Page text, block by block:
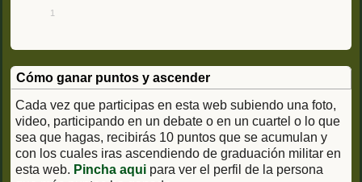
1
Cómo ganar puntos y ascender
Cada vez que participas en esta web subiendo una foto,
video, participando en un debate o en un cuartel o lo que
sea que hagas, recibirás 10 puntos que se acumulan y
con los cuales iras ascendiendo de graduación militar en
esta web. Pincha aqui para ver el perfil de la persona